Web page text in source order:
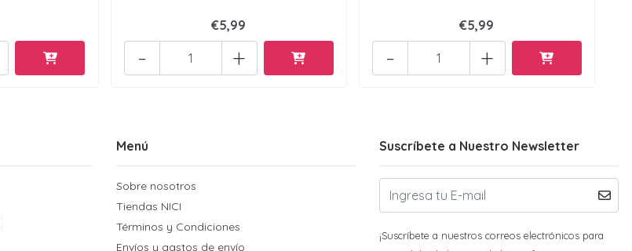
€5,99
+
-
€5,99
+
-
Menú
Sobre nosotros
Tiendas NICI
Términos y Condiciones
Envíos y gastos de envío
Suscríbete a Nuestro Newsletter
¡Suscríbete a nuestros correos electrónicos para